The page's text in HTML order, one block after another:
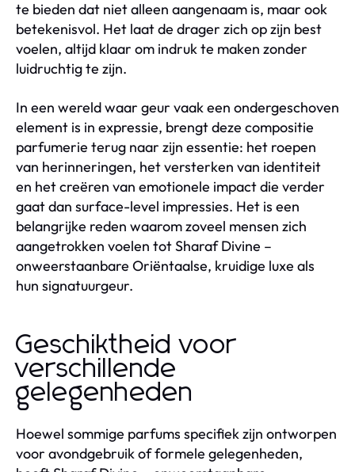
te bieden dat niet alleen aangenaam is, maar ook
betekenisvol. Het laat de drager zich op zijn best
voelen, altijd klaar om indruk te maken zonder
luidruchtig te zijn.
In een wereld waar geur vaak een ondergeschoven
element is in expressie, brengt deze compositie
parfumerie terug naar zijn essentie: het roepen
van herinneringen, het versterken van identiteit
en het creëren van emotionele impact die verder
gaat dan surface-level impressies. Het is een
belangrijke reden waarom zoveel mensen zich
aangetrokken voelen tot Sharaf Divine –
onweerstaanbare Oriëntaalse, kruidige luxe als
hun signatuurgeur.
Geschiktheid voor
verschillende
gelegenheden
Hoewel sommige parfums specifiek zijn ontworpen
voor avondgebruik of formele gelegenheden,